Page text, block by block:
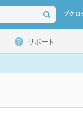
ブクロ
サポート